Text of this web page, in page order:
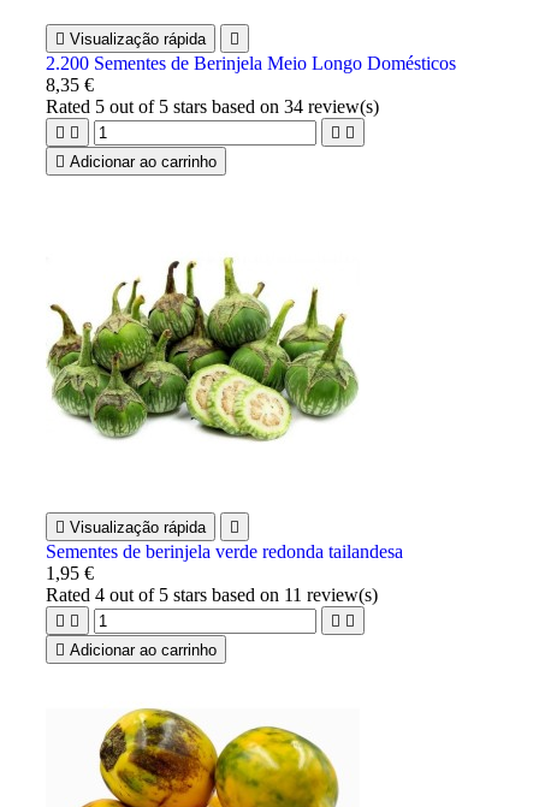
 Visualização rápida 
2.200 Sementes de Berinjela Meio Longo Domésticos
8,35 €
Rated 5 out of 5 stars based on34 review(s)
   
 Adicionar ao carrinho
 Visualização rápida 
Sementes de berinjela verde redonda tailandesa
1,95 €
Rated4 out of 5 stars based on 11 review(s)
   
 Adicionar ao carrinho